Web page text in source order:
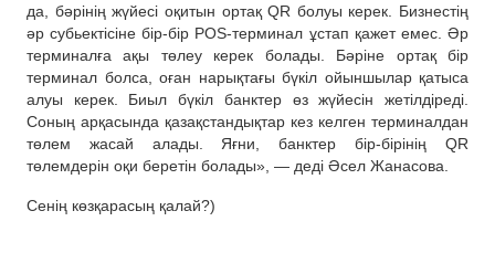
да, бәрінің жүйесі оқитын ортақ QR болуы керек. Бизнестің
әр субьектісіне бір-бір POS-терминал ұстап қажет емес. Әр
терминалға ақы төлеу керек болады. Бәріне ортақ бір
терминал болса, оған нарықтағы бүкіл ойыншылар қатыса
алуы керек. Биыл бүкіл банктер өз жүйесін жетілдіреді.
Соның арқасында қазақстандықтар кез келген терминалдан
төлем жасай алады. Яғни, банктер бір-бірінің QR
төлемдерін оқи беретін болады», — деді Әсел Жанасова.
Сенің көзқарасың қалай?)